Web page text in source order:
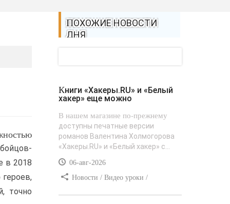
в 2018
героев,
точно
ПОХОЖИЕ НОВОСТИ
ДНЯ
Книги «Хакеры.RU» и «Белый
хакер» еще можно
В нашем магазине по-прежнему
доступны печатные версии
романов Валентина Холмогорова
«Хакеры.RU» и «Белый хакер» с...
06-авг-2026
Новости / Видео уроки /